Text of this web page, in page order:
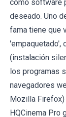
como software
deseado. Uno
fama tiene que
'empaquetado',
(instalación
los programas
navegadores
Mozilla
HQCinema Pro